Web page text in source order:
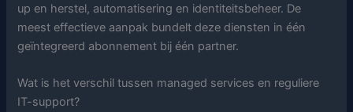
up en herstel, automatisering en identiteitsbeheer. De
meest effectieve aanpak bundelt deze diensten in één
geïntegreerd abonnement bij één partner.
Wat is het verschil tussen managed services en reguliere
IT-support?